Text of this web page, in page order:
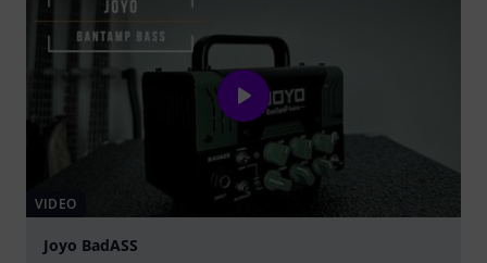
VIDEO
Joyo BadASS